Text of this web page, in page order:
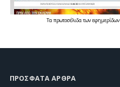
Τα πρωτοσέλιδατων εφημερίδων
ΠΡΌΣΦΑΤΑ ΆΡΘΡΑ